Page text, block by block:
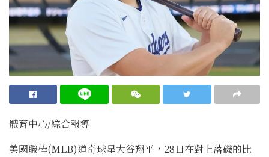
體育中心/綜合報導
美國職棒(MLB)道奇球星大谷翔平，28日在對上落磯的比